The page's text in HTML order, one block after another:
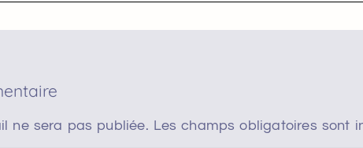
ne sera pas publiée. Les champs obligatoires sont